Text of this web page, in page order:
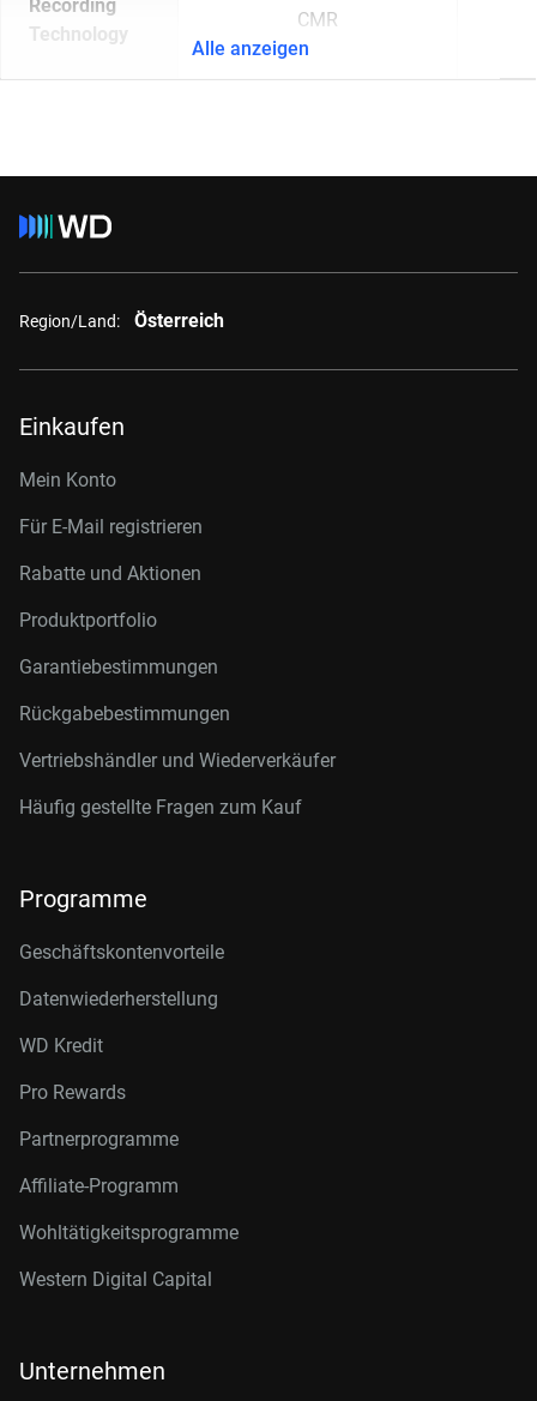
Recording
Technology
CMR
Alle anzeigen
Region/Land: Österreich
Einkaufen
Mein Konto
Für E-Mail registrieren
Rabatte und Aktionen
Produktportfolio
Garantiebestimmungen
Rückgabebestimmungen
Vertriebshändler und Wiederverkäufer
Häufig gestellte Fragen zum Kauf
Programme
Geschäftskontenvorteile
Datenwiederherstellung
WD Kredit
Pro Rewards
Partnerprogramme
Affiliate-Programm
Wohltätigkeitsprogramme
Western Digital Capital
Unternehmen